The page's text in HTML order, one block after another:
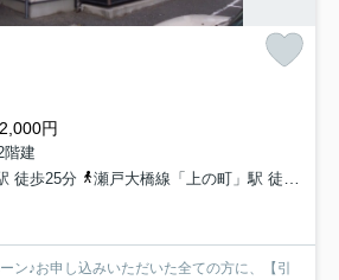
円
階建
徒歩25分
瀬戸大橋線「上の町」駅 徒歩27分
ン♪お申し込みいただいた全ての方に、【引